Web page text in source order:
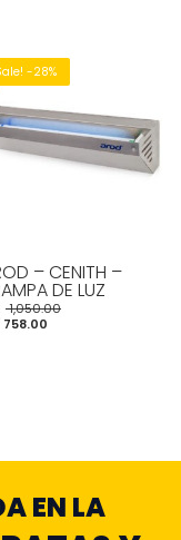
AL CARRITO
-28%
– CENITH –
DE LUZ
1,050.00
758.00
EN LA